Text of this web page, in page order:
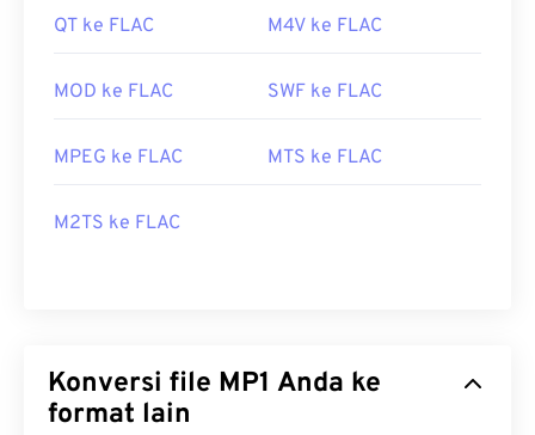
QT ke FLAC M4V ke FLAC
MOD ke FLAC SWF ke FLAC
MPEG ke FLAC MTS ke FLAC
M2TS ke FLAC
Konversi file MP1 Anda ke
format lain